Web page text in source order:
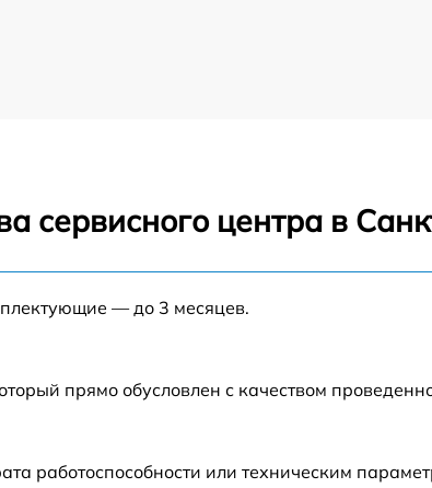
сервисного центра в
— до 3 месяцев.
прямо обусловлен с качеством
работоспособности или техническим